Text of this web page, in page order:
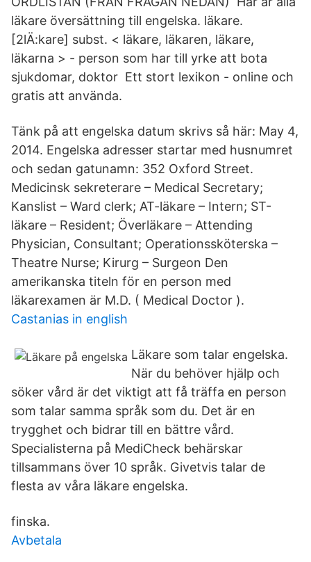
läkare översättning till engelska. läkare.
[2lÄ:kare] subst. < läkare, läkaren, läkare,
läkarna > - person som har till yrke att bota
sjukdomar, doktor Ett stort lexikon - online och
gratis att använda.
Tänk på att engelska datum skrivs så här: May 4,
2014. Engelska adresser startar med husnumret
och sedan gatunamn: 352 Oxford Street.
Medicinsk sekreterare – Medical Secretary;
Kanslist – Ward clerk; AT-läkare – Intern; ST-
läkare – Resident; Överläkare – Attending
Physician, Consultant; Operationssköterska –
Theatre Nurse; Kirurg – Surgeon Den
amerikanska titeln för en person med
läkarexamen är M.D. ( Medical Doctor ).
Castanias in english
Läkare som talar engelska.
När du behöver hjälp och
söker vård är det viktigt att få träffa en person
som talar samma språk som du. Det är en
trygghet och bidrar till en bättre vård.
Specialisterna på MediCheck behärskar
tillsammans över 10 språk. Givetvis talar de
flesta av våra läkare engelska.
finska.
Avbetala